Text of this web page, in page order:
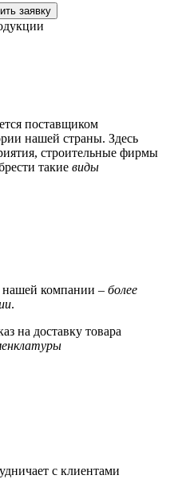
поставщиком
нашей страны. Здесь
строительные фирмы
такие виды
нашей компании – более
.
на доставку товара
с клиентами